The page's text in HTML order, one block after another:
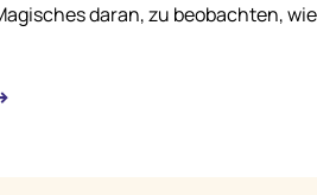
daran, zu beobachten,